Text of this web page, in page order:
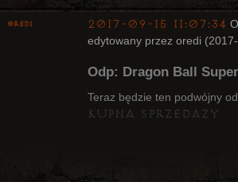
oredi 2017-09-15 11:07:34
edytowany przez oredi
Odp: Dragon Ball Super
Teraz będzie ten podwójny
kupna sprzedaży